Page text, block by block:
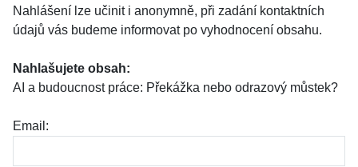
Nahlášení lze učinit i anonymně, při zadání kontaktních
údajů vás budeme informovat po vyhodnocení obsahu.
Nahlašujete obsah:
AI a budoucnost práce: Překážka nebo odrazový můstek?
Email: